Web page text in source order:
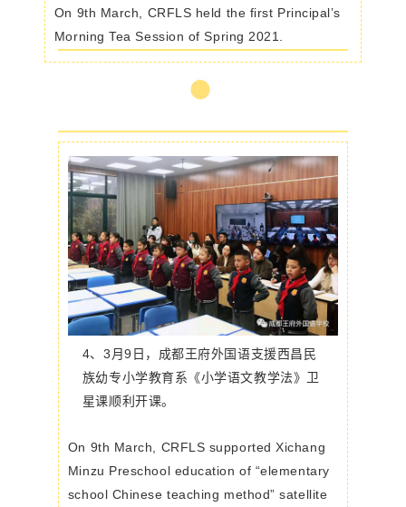
On 9th March, CRFLS held the first Principal’s
Morning Tea Session of Spring 2021.
4、3月9日，成都王府外国语支援西昌民
族幼专小学教育系《小学语文教学法》卫
星课顺利开课。
On 9th March, CRFLS supported Xichang
Minzu Preschool education of “elementary
school Chinese teaching method” satellite